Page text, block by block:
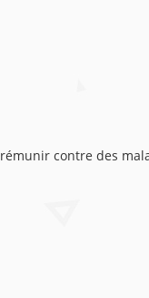
contre des